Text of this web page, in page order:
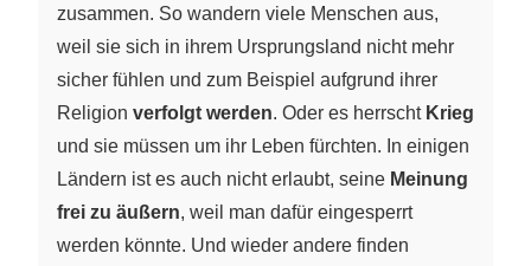
zusammen. So wandern viele Menschen aus,
weil sie sich in ihrem Ursprungsland nicht mehr
sicher fühlen und zum Beispiel aufgrund ihrer
Religion verfolgt werden. Oder es herrscht Krieg
und sie müssen um ihr Leben fürchten. In einigen
Ländern ist es auch nicht erlaubt, seine Meinung
frei zu äußern, weil man dafür eingesperrt
werden könnte. Und wieder andere finden